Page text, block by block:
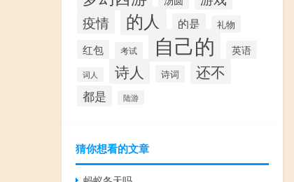
疫情 的人 的是 礼物
红包 考试 自己的 英语
词人 诗人 诗词 还不
都是 陆游
猜你想看的文章